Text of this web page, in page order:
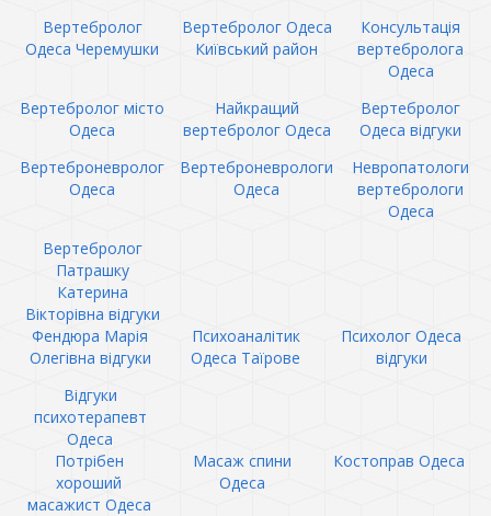
Вертебролог
Одеса Черемушки
Вертебролог Одеса
Київський район
Консультація
вертебролога
Одеса
Вертебролог місто
Одеса
Найкращий
вертебролог Одеса
Вертебролог
Одеса відгуки
Вертеброневролог
Одеса
Вертеброневрологи
Одеса
Невропатологи
вертебрологи
Одеса
Вертебролог
Патрашку
Катерина
Вікторівна відгуки
Фендюра Марія
Олегівна відгуки
Психоаналітик
Одеса Таїрове
Психолог Одеса
відгуки
Відгуки
психотерапевт
Одеса
Потрібен
хороший
масажист Одеса
Масаж спини
Одеса
Костоправ Одеса